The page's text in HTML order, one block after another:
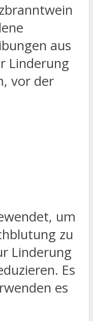
aus
Linderung
vor der
um
zu
Linderung
Es
es